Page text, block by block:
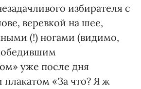
избирателя с
веревкой на шее,
(!) ногами (видимо,
уже после дня
плакатом «За что? Я ж